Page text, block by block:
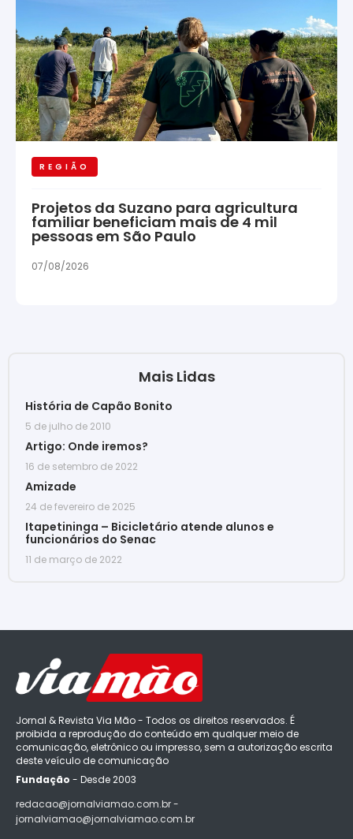
REGIÃO
Projetos da Suzano para agricultura
familiar beneficiam mais de 4 mil
pessoas em São Paulo
07/08/2026
Mais Lidas
História de Capão Bonito
5 de julho de 2010
Artigo: Onde iremos?
16 de setembro de 2022
Amizade
24 de fevereiro de 2025
Itapetininga – Bicicletário atende alunos e
funcionários do Senac
11 de março de 2022
Jornal & Revista Via Mão - Todos os direitos reservados. É
proibida a reprodução do conteúdo em qualquer meio de
comunicação, eletrônico ou impresso, sem a autorização escrita
deste veículo de comunicação
Fundação - Desde 2003
redacao@jornalviamao.com.br -
jornalviamao@jornalviamao.com.br